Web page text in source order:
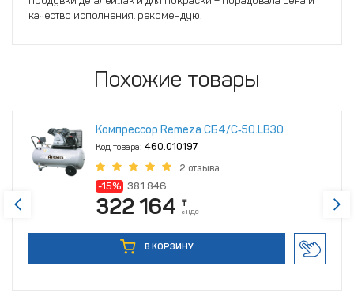
качество исполнения. рекомендую!
Похожие товары
Компрессор Remeza СБ4/С‑50.LB30
Код товара: 460.010197
2 отзыва
-15% 381 846
322 164 ₸
с НДС
В КОРЗИНУ